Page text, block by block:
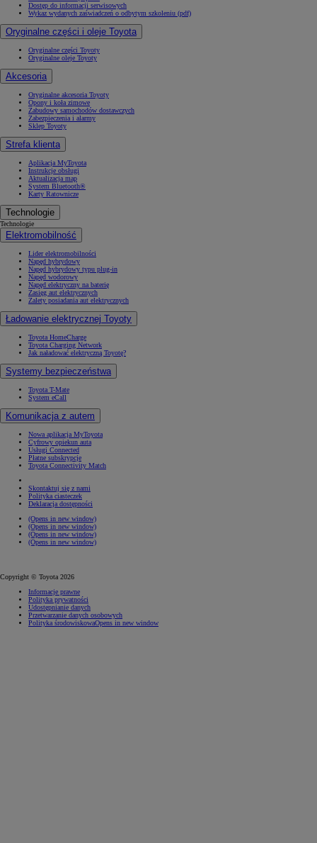
Dostęp do informacji serwisowych
Wykaz wydanych zaświadczeń o odbytym szkoleniu (pdf)
Oryginalne części i oleje Toyota
Oryginalne części Toyoty
Oryginalne oleje Toyoty
Akcesoria
Oryginalne akcesoria Toyoty
Opony i koła zimowe
Zabudowy samochodów dostawczych
Zabezpieczenia i alarmy
Sklep Toyoty
Strefa klienta
Aplikacja MyToyota
Instrukcje obsługi
Aktualizacja map
System Bluetooth®
Karty Ratownicze
Technologie
Technologie
Elektromobilność
Lider elektromobilności
Napęd hybrydowy
Napęd hybrydowy typu plug-in
Napęd wodorowy
Napęd elektryczny na baterię
Zasięg aut elektrycznych
Zalety posiadania aut elektrycznych
Ładowanie elektrycznej Toyoty
Toyota HomeCharge
Toyota Charging Network
Jak naładować elektryczną Toyotę?
Systemy bezpieczeństwa
Toyota T-Mate
System eCall
Komunikacja z autem
Nowa aplikacja MyToyota
Cyfrowy opiekun auta
Usługi Connected
Płatne subskrypcje
Toyota Connectivity Match
Skontaktuj się z nami
Polityka ciasteczek
Deklaracja dostępności
(Opens in new window)
(Opens in new window)
(Opens in new window)
(Opens in new window)
Copyright © Toyota 2026
Informacje prawne
Polityka prywatności
Udostępnianie danych
Przetwarzanie danych osobowych
Polityka środowiskowaOpens in new window